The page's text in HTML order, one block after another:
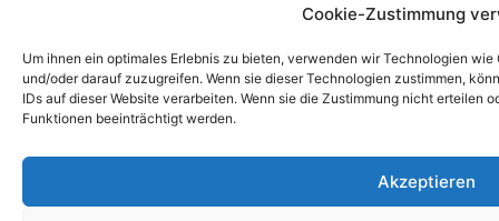
Cookie-Zustimmung
Um ihnen ein optimales Erlebnis zu bieten, verwenden wir Technologien
und/oder darauf zuzugreifen. Wenn sie dieser Technologien zustimmen,
IDs auf dieser Website verarbeiten. Wenn sie die Zustimmung nicht erteilen
Funktionen beeinträchtigt werden.
Akzeptieren